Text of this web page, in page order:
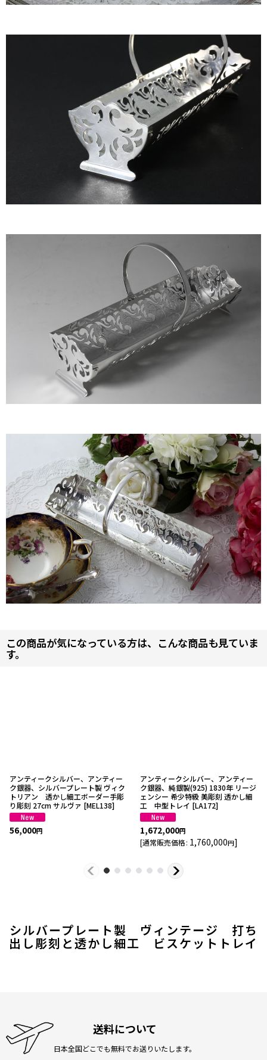
シルバープレート製 ヴィンテージ 打ち
出し彫刻と透かし細工 ビスケットトレイ
この商品が気になっている方は、こんな商品も見ていま
す。
アンティークシルバー、アンティー
ク銀器、シルバープレート製 ヴィク
トリアン 透かし細工ボーダー手彫
り彫刻 27cm サルヴァ [MEL138]
56,000円
アンティークシルバー、アンティー
ク銀器、純銀製(925) 1830年 リージ
ェンシー 希少特級 美彫刻 透かし細
工 中型トレイ [LA172]
1,672,000円
[通常販売価格: 1,760,000円]
送料について
日本全国どこでも無料でお送りいたします。